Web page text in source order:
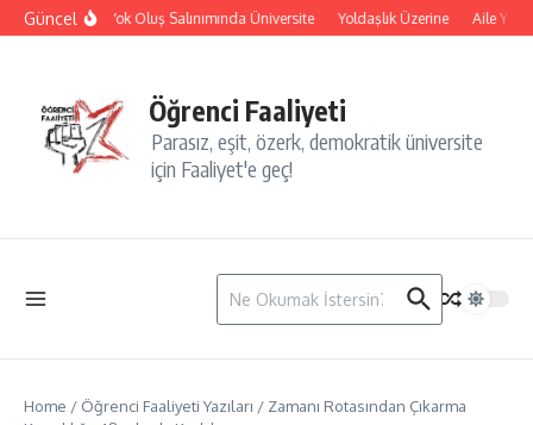
İçeriğe atla
Güncel
İsyan ve Yok Oluş Salınımında Üniversite Yoldaşlık Üzerine Aile
Öğrenci Faaliyeti
Parasız, eşit, özerk, demokratik üniversite
için Faaliyet'e geç!
Arama:
Home / Öğrenci Faaliyeti Yazıları / Zamanı Rotasından Çıkarma